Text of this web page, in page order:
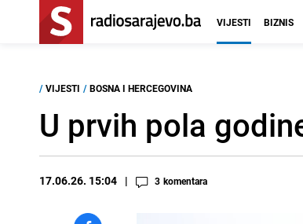
VIJESTI BIZNIS
/ VIJESTI / BOSNA I HERCEGOVINA
U prvih pola
17.06.26. 15:04 3 komentara